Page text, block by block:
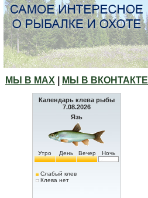
МЫ В МАХ МЫ В ВКОНТАКТЕ
Календарь клева рыбы
7.08.2026
Язь
Утро День Вечер Ночь
Слабый клев
Клева нет